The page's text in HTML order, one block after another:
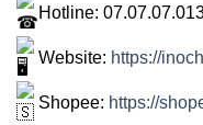
Hotline:
Website: https://
Shopee: https://